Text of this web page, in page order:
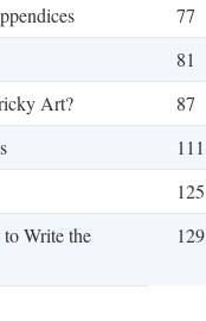
77
81
Art?
87
111
125
Write the
129